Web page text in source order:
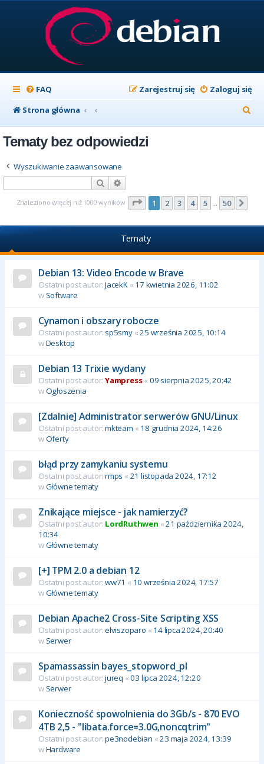
FAQ Zaloguj się
Zarejestruj się
Strona główna
z
Tematy bez odpowiedzi
Wyszukiwanie zaawansowane
Szukaj
Znaleziono więcej niż 1000 wyników Strona z50
1 2 3 4 5 … 50
Tematy
Debian 13: Video Encode w Brave
Ostatni post autor: JacekK« 17 kwietnia 2026, 11:02
w Software
Cynamon i obszary robocze
Ostatni post autor: sp5smy«25 września 2025, 10:14
wDesktop
Debian 13 Trixie wydany
Ostatni post autor: Yampress« 09 sierpnia 2025, 20:42
wOgłoszenia
[Zdalnie] Administrator serwerów GNU/Linux
Ostatni post autor: mkteam « 18 grudnia 2024, 14:26
wOferty
błąd przy zamykaniu systemu
Ostatni post autor: rmps « 21 listopada 2024, 17:12
wGłówne tematy
Znikające miejsce - jak namierzyć?
Ostatni post autor: LordRuthwen «21 października 2024,
10:34
wGłówne tematy
[+] TPM 2.0 a debian 12
Ostatni post autor: ww71 « 10 września 2024, 17:57
wGłówne tematy
Debian Apache2 Cross-Site Scripting XSS
Ostatni post autor: elviszoparo « 14 lipca 2024, 20:40
w Serwer
Spamassassin bayes_stopword_pl
Ostatni post autor: jureq «03 lipca 2024, 12:20
w Serwer
Konieczność spowolnienia do 3Gb/s - 870 EVO
4TB 2,5 - "libata.force=3.0G,noncqtrim"
Ostatni post autor: pe3nodebian «23 maja 2024, 13:39
wHardware